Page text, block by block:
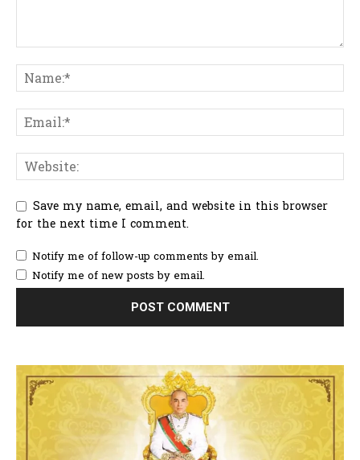
Save my name, email, and website in this browser
for the next time I comment.
Notify me of follow-up comments by email.
Notify me of new posts by email.